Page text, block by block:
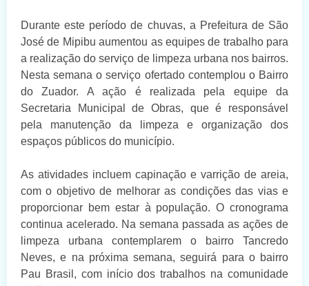
Durante este período de chuvas, a Prefeitura de São
José de Mipibu aumentou as equipes de trabalho para
a realização do serviço de limpeza urbana nos bairros.
Nesta semana o serviço ofertado contemplou o Bairro
do Zuador. A ação é realizada pela equipe da
Secretaria Municipal de Obras, que é responsável
pela manutenção da limpeza e organização dos
espaços públicos do município.
As atividades incluem capinação e varrição de areia,
com o objetivo de melhorar as condições das vias e
proporcionar bem estar à população. O cronograma
continua acelerado. Na semana passada as ações de
limpeza urbana contemplarem o bairro Tancredo
Neves, e na próxima semana, seguirá para o bairro
Pau Brasil, com início dos trabalhos na comunidade